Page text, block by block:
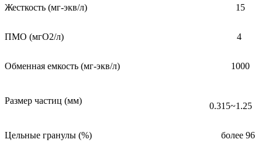
Жесткость (мг-экв/л) 15
ПМО (мгО2/л) 4
Обменная емкость (мг-экв/л) 1000
Размер частиц (мм)
0.315~1.25
Цельные гранулы (%) более 96